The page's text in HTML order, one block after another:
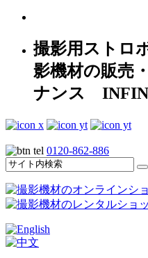
撮影用ストロ
影機材の販売
ナンス
0120-862-886